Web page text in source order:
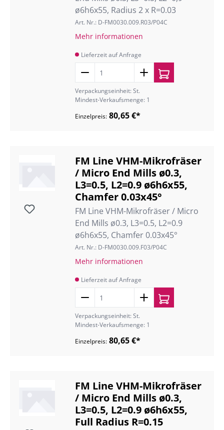
ø6h6x55, Radius 2 x R=0.03
Art. Nr.: D-FM0030.009.R03/P04C
Mehr informationen
Lieferzeit auf Anfrage
Verpackungseinheit: St.
Mindest-Verkaufsmenge: 1
Einzelpreis: 80,65 €*
FM Line VHM-Mikrofräser
/ Micro End Mills ø0.3,
L3=0.5, L2=0.9 ø6h6x55,
Chamfer 0.03x45°
FM Line VHM-Mikrofräser / Micro
End Mills ø0.3, L3=0.5, L2=0.9
ø6h6x55, Chamfer 0.03x45°
Art. Nr.: D-FM0030.009.F03/P04C
Mehr informationen
Lieferzeit auf Anfrage
Verpackungseinheit: St.
Mindest-Verkaufsmenge: 1
Einzelpreis: 80,65 €*
FM Line VHM-Mikrofräser
/ Micro End Mills ø0.3,
L3=0.5, L2=0.9 ø6h6x55,
Full Radius R=0.15